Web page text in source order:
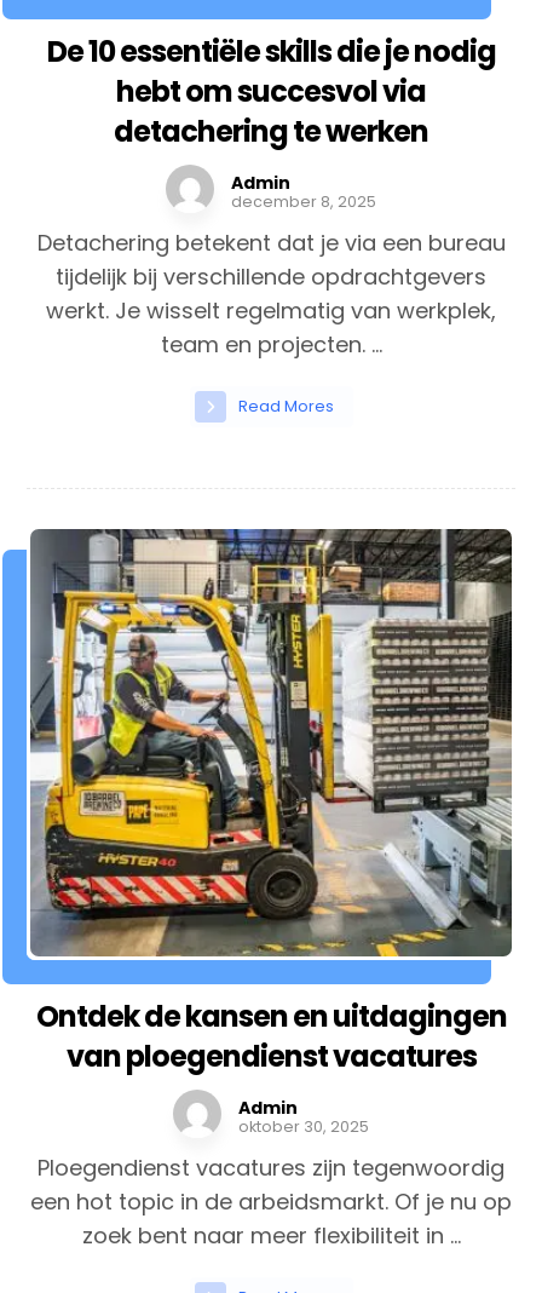
De 10 essentiële skills die je nodig
hebt om succesvol via
detachering te werken
Admin
december 8, 2025
Detachering betekent dat je via een bureau
tijdelijk bij verschillende opdrachtgevers
werkt. Je wisselt regelmatig van werkplek,
team en projecten. ...
Read Mores
Ontdek de kansen en uitdagingen
van ploegendienst vacatures
Admin
oktober 30, 2025
Ploegendienst vacatures zijn tegenwoordig
een hot topic in de arbeidsmarkt. Of je nu op
zoek bent naar meer flexibiliteit in ...